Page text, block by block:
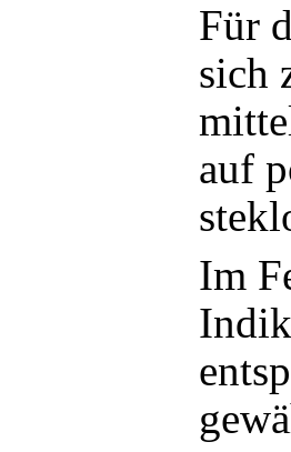
Für
sich
auf
Im